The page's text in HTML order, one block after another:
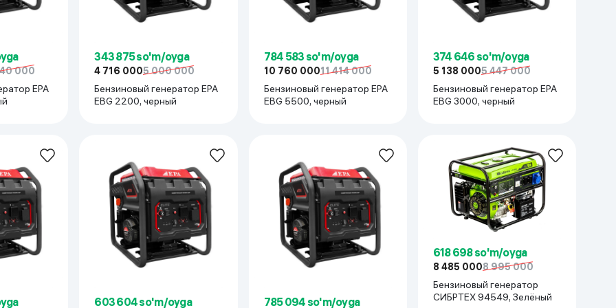
Kameralar
000
EPA
343 875 so'm/oyga
4 716 0005 000 000
Бензиновый генератор EPA
EBG 2200, черный
784 583 so'm/oyga
10 760 00011 414 000
Бензиновый генератор EPA
EBG 5500, черный
374 646 so'm/oyga
5 138 0005 447 000
Бензиновый генератор EPA
EBG 3000, черный
603 604 so'm/oyga 785 094 so'm/oyga
618 698 so'm/oyga
8 485 0008 995 000
Бензиновый генератор
СИБРТЕХ 94549, Зелёный